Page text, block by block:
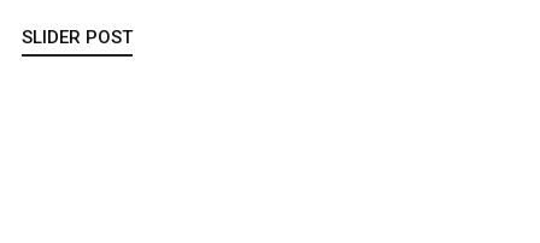
SLIDER POST